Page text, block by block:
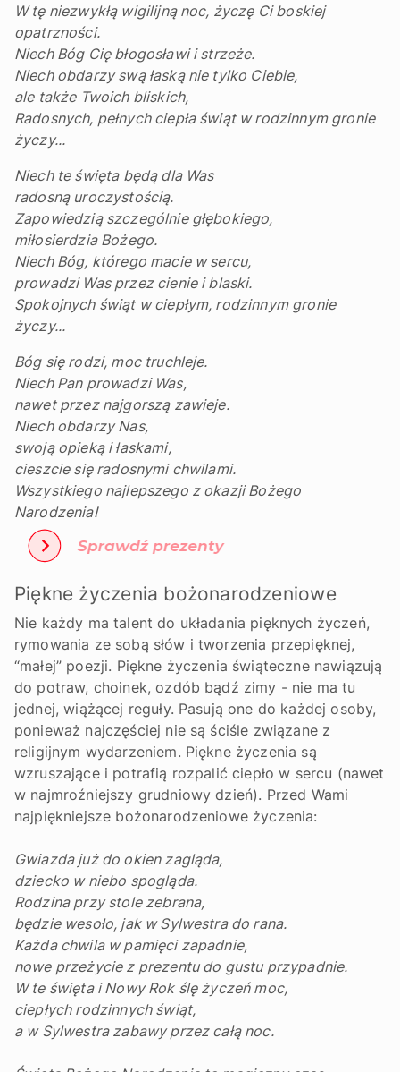
W tę niezwykłą wigilijną noc, życzę Ci boskiej
opatrzności.
Niech Bóg Cię błogosławi i strzeże.
Niech obdarzy swą łaską nie tylko Ciebie,
ale także Twoich bliskich,
Radosnych, pełnych ciepła świąt w rodzinnym gronie
życzy...
Niech te święta będą dla Was
radosną uroczystością.
Zapowiedzią szczególnie głębokiego,
miłosierdzia Bożego.
Niech Bóg, którego macie w sercu,
prowadzi Was przez cienie i blaski.
Spokojnych świąt w ciepłym, rodzinnym gronie
życzy...
Bóg się rodzi, moc truchleje.
Niech Pan prowadzi Was,
nawet przez najgorszą zawieje.
Niech obdarzy Nas,
swoją opieką i łaskami,
cieszcie się radosnymi chwilami.
Wszystkiego najlepszego z okazji Bożego
Narodzenia!
Piękne życzenia bożonarodzeniowe
Nie każdy ma talent do układania pięknych życzeń,
rymowania ze sobą słów i tworzenia przepięknej,
“małej” poezji. Piękne życzenia świąteczne nawiązują
do potraw, choinek, ozdób bądź zimy - nie ma tu
jednej, wiążącej reguły. Pasują one do każdej osoby,
ponieważ najczęściej nie są ściśle związane z
religijnym wydarzeniem. Piękne życzenia są
wzruszające i potrafią rozpalić ciepło w sercu (nawet
w najmroźniejszy grudniowy dzień). Przed Wami
najpiękniejsze bożonarodzeniowe życzenia:
Gwiazda już do okien zagląda,
dziecko w niebo spogląda.
Rodzina przy stole zebrana,
będzie wesoło, jak w Sylwestra do rana.
Każda chwila w pamięci zapadnie,
nowe przeżycie z prezentu do gustu przypadnie.
W te święta i Nowy Rok ślę życzeń moc,
ciepłych rodzinnych świąt,
a w Sylwestra zabawy przez całą noc.